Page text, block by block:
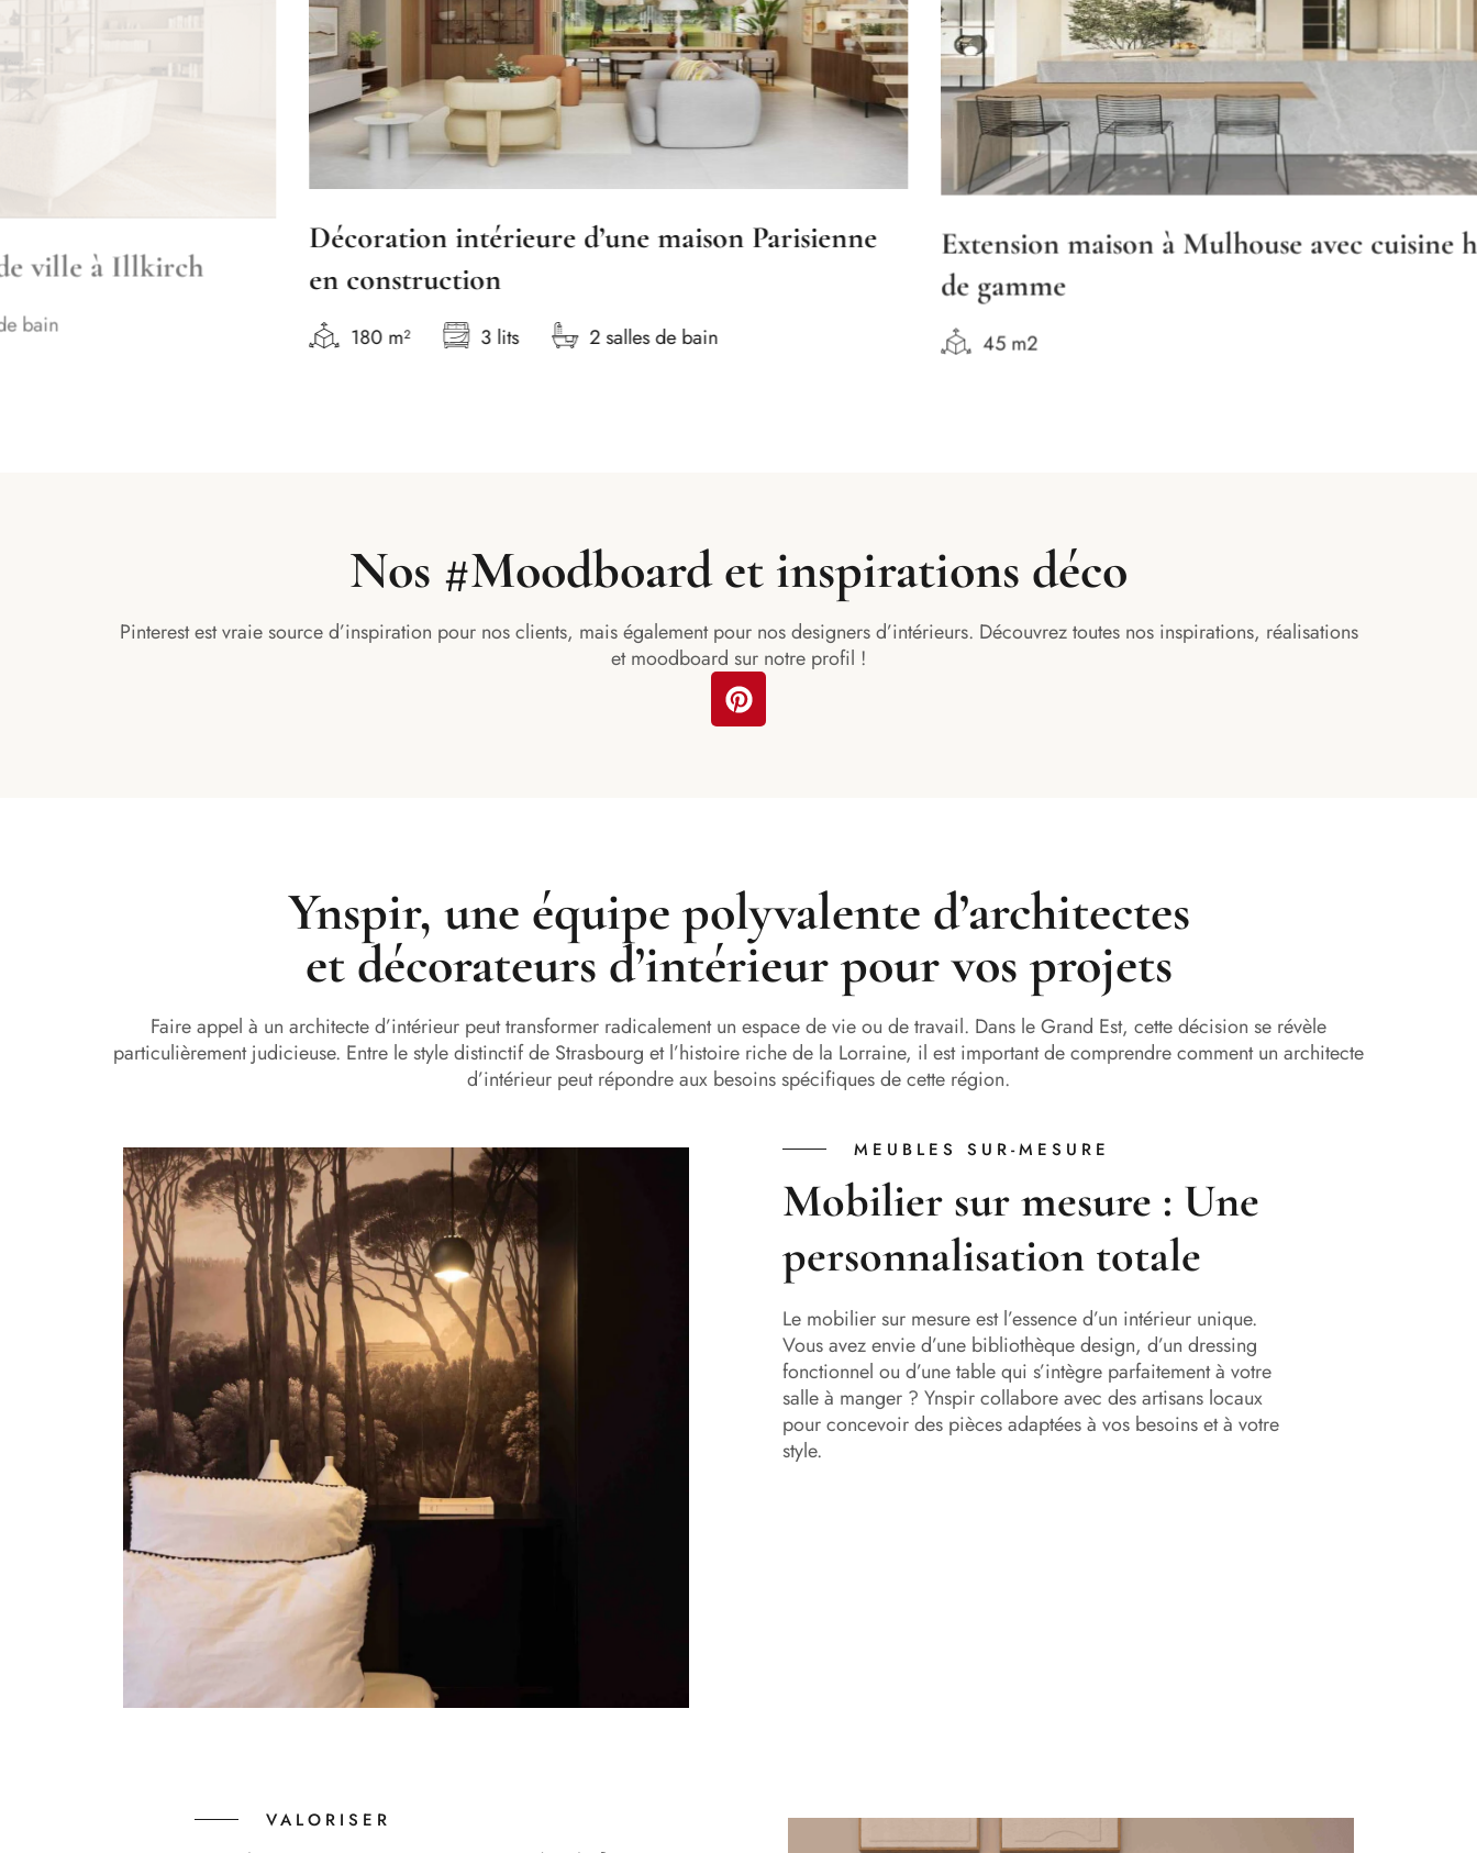
Décoration intérieure d’une maison Parisienne
en construction
3 lits 2 salles de bain
Extension maison à Mulhouse avec cuisine haut
Nos #Moodboard et inspirations déco
Pinterest est vraie source d’inspiration pour nos clients, mais également pour nos designers d’intérieurs. Découvrez toutes nos inspirations, réalisations
et moodboard sur notre profil !
Ynspir, une équipe polyvalente d’architectes
et décorateurs d’intérieur pour vos projets
Faire appel à un architecte d’intérieur peut transformer radicalement un espace de vie ou de travail. Dans le Grand Est, cette décision se révèle
particulièrement judicieuse. Entre le style distinctif de Strasbourg et l’histoire riche de la Lorraine, il est important de comprendre comment un architecte
d’intérieur peut répondre aux besoins spécifiques de cette région.
MEUBLES SUR-MESURE
Mobilier sur mesure : Une
personnalisation totale
Le mobilier sur mesure est l’essence d’un intérieur unique.
Vous avez envie d’une bibliothèque design, d’un dressing
fonctionnel ou d’une table qui s’intègre parfaitement à votre
salle à manger ? Ynspir collabore avec des artisans locaux
pour concevoir des pièces adaptées à vos besoins et à votre
style.
VALORISER